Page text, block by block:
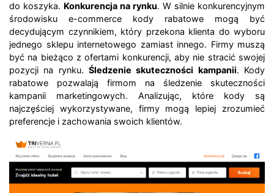
do koszyka. Konkurencja na rynku. W silnie konkurencyjnym
środowisku e-commerce kody rabatowe mogą być
decydującym czynnikiem, który przekona klienta do wyboru
jednego sklepu internetowego zamiast innego. Firmy muszą
być na bieżąco z ofertami konkurencji, aby nie stracić swojej
pozycji na rynku. Śledzenie skuteczności kampanii. Kody
rabatowe pozwalają firmom na śledzenie skuteczności
kampanii marketingowych. Analizując, które kody są
najczęściej wykorzystywane, firmy mogą lepiej zrozumieć
preferencje i zachowania swoich klientów.